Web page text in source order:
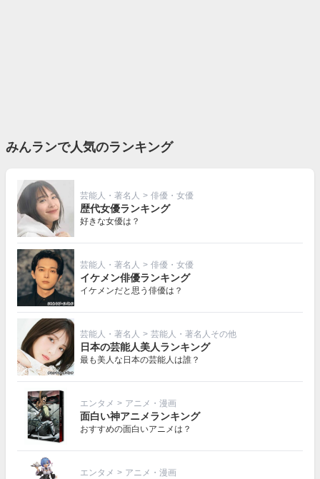
みんランで人気のランキング
芸能人・著名人 > 俳優・女優
歴代女優ランキング
好きな女優は？
芸能人・著名人 > 俳優・女優
イケメン俳優ランキング
イケメンだと思う俳優は？
芸能人・著名人 > 芸能人・著名人その他
日本の芸能人美人ランキング
最も美人な日本の芸能人は誰？
エンタメ > アニメ・漫画
面白い神アニメランキング
おすすめの面白いアニメは？
エンタメ > アニメ・漫画